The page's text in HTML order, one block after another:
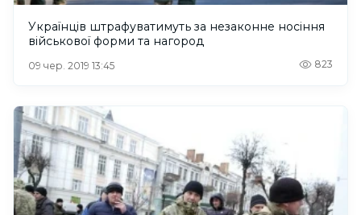
Українців штрафуватимуть за незаконне носіння
військової форми та нагород
09 чер. 2019 13:45 823